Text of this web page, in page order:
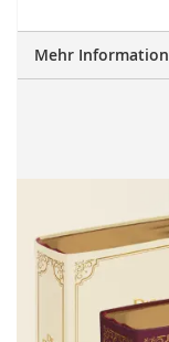
Mehr